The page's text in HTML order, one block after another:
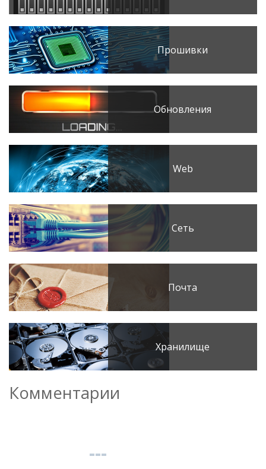
Прошивки
Обновления
Web
Сеть
Почта
Хранилище
Комментарии